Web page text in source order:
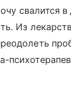
свалится
Из